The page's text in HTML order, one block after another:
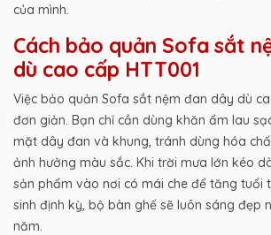
của mình.
Cách bảo quản Sofa sắt
dù cao cấp HTT001
Việc bảo quản Sofa sắt nệm đan dây dù
đơn giản. Bạn chỉ cần dùng khăn ẩm lau
mặt dây đan và khung, tránh dùng hóa
ảnh hưởng màu sắc. Khi trời mưa lớn kéo
sản phẩm vào nơi có mái che để tăng tuổi
sinh định kỳ, bộ bàn ghế sẽ luôn sáng đẹp
năm.